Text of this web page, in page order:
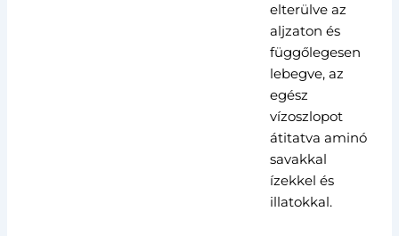
elterülve az
aljzaton és
függőlegesen
lebegve, az
egész
vízoszlopot
átitatva aminó
savakkal
ízekkel és
illatokkal.